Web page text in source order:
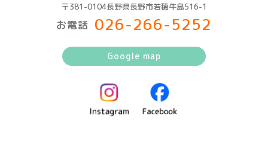
〒381-0104長野県長野市若穂牛島516-1
お電話 026-266-5252
Google map